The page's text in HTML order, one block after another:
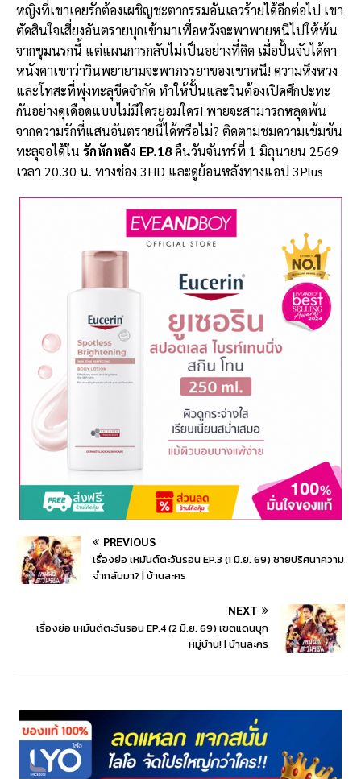
หญิงที่เขาเคยรักต้องเผชิญชะตากรรมอันเลวร้ายได้อีกต่อไป เขา
ตัดสินใจเสี่ยงอันตรายบุกเข้ามาเพื่อหวังจะพาพายหนีไปให้พ้น
จากขุมนรกนี้ แต่แผนการกลับไม่เป็นอย่างที่คิด เมื่อปั้นจับได้คา
หนังคาเขาว่าวินพยายามจะพาภรรยาของเขาหนี! ความหึงหวง
และโทสะที่พุ่งทะลุขีดจำกัด ทำให้ปั้นและวินต้องเปิดศึกปะทะ
กันอย่างดุเดือดแบบไม่มีใครยอมใคร! พายจะสามารถหลุดพ้น
จากความรักที่แสนอันตรายนี้ได้หรือไม่? ติดตามชมความเข้มข้น
ทะลุจอได้ใน รักหักหลัง EP.18คืนวันจันทร์ที่ 1 มิถุนายน 2569
เวลา 20.30 น. ทางช่อง 3HD และดูย้อนหลังทางแอป 3Plus
PREVIOUS
เรื่องย่อ เหมันต์ตะวันรอน EP.3 (1 มิ.ย. 69) ชายปริศนาความ
จำกลับมา? | บ้านละคร
NEXT
เรื่องย่อ เหมันต์ตะวันรอน EP.4 (2 มิ.ย. 69) เขตแดนบุก
หมู่บ้าน! | บ้านละคร